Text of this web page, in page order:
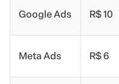
Google Ads R$ 10
Meta Ads R$ 6